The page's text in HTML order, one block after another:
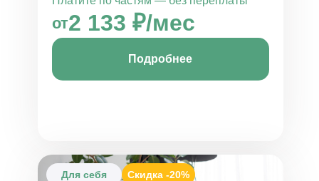
от2 133 ₽/мес
Подробнее
Для себя Скидка -20%